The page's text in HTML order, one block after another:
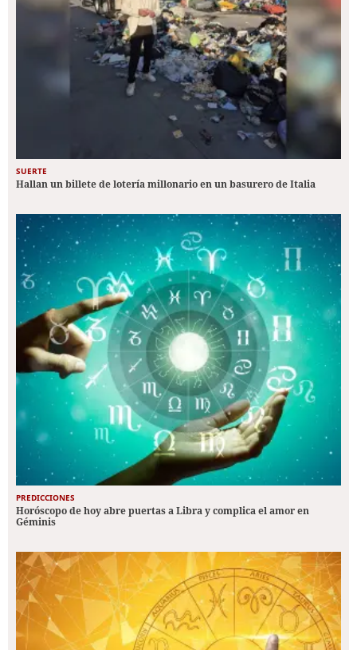
SUERTE
Hallan un billete de lotería millonario en un basurero de Italia
PREDICCIONES
Horóscopo de hoy abre puertas a Libra y complica el amor en
Géminis